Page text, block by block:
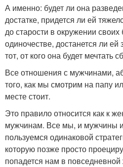
А именно: будет ли она
достатке, придется ли ей
до старости в окружении своих
одиночестве, достанется ли
тот, от кого она будет мечтать
Все отношения с мужчинами,
того, как мы смотрим на папу
месте стоит.
Это правило относится как к
мужчинам. Все мы, и мужчины
пользуемся одинаковой
которую позже просто
попадется нам в повседневной